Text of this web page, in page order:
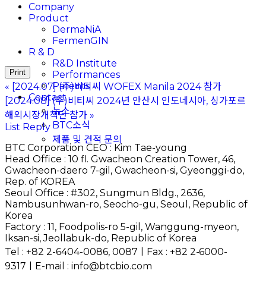
Company
Product
DermaNiA
FermenGIN
R & D
R&D Institute
Performances
Patents
Contact
뉴스
BTC소식
제품 및 견적 문의
Print
« [2024.07] (주)비티씨 WOFEX Manila 2024 참가
[2024.08] (주)비티씨 2024년 안산시 인도네시아, 싱가포르
해외시장개척단 참가 »
List Reply
BTC Corporation CEO : Kim Tae-young
Head Office : 10 fl. Gwacheon Creation Tower, 46,
Gwacheon-daero 7-gil, Gwacheon-si, Gyeonggi-do,
Rep. of KOREA
Seoul Office : #302, Sungmun Bldg., 2636,
Nambusunhwan-ro, Seocho-gu, Seoul, Republic of
Korea
Factory : 11, Foodpolis-ro 5-gil, Wanggung-myeon,
Iksan-si, Jeollabuk-do, Republic of Korea
Tel : +82 2-6404-0086, 0087ㅣFax : +82 2-6000-
9317 ㅣE-mail : info@btcbio.com